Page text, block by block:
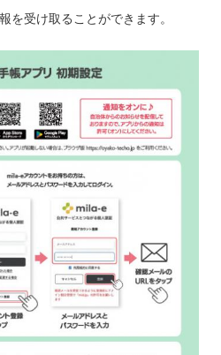
受け取ることができます。